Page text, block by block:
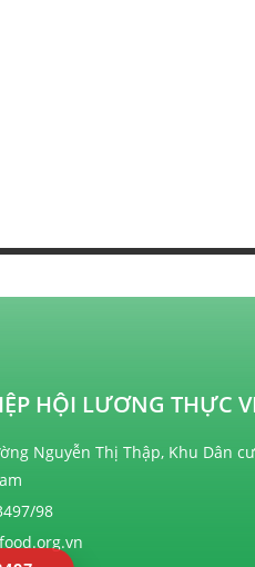
HỘI LƯƠNG THỰC
Nguyễn Thị Thập, Khu Dân
98